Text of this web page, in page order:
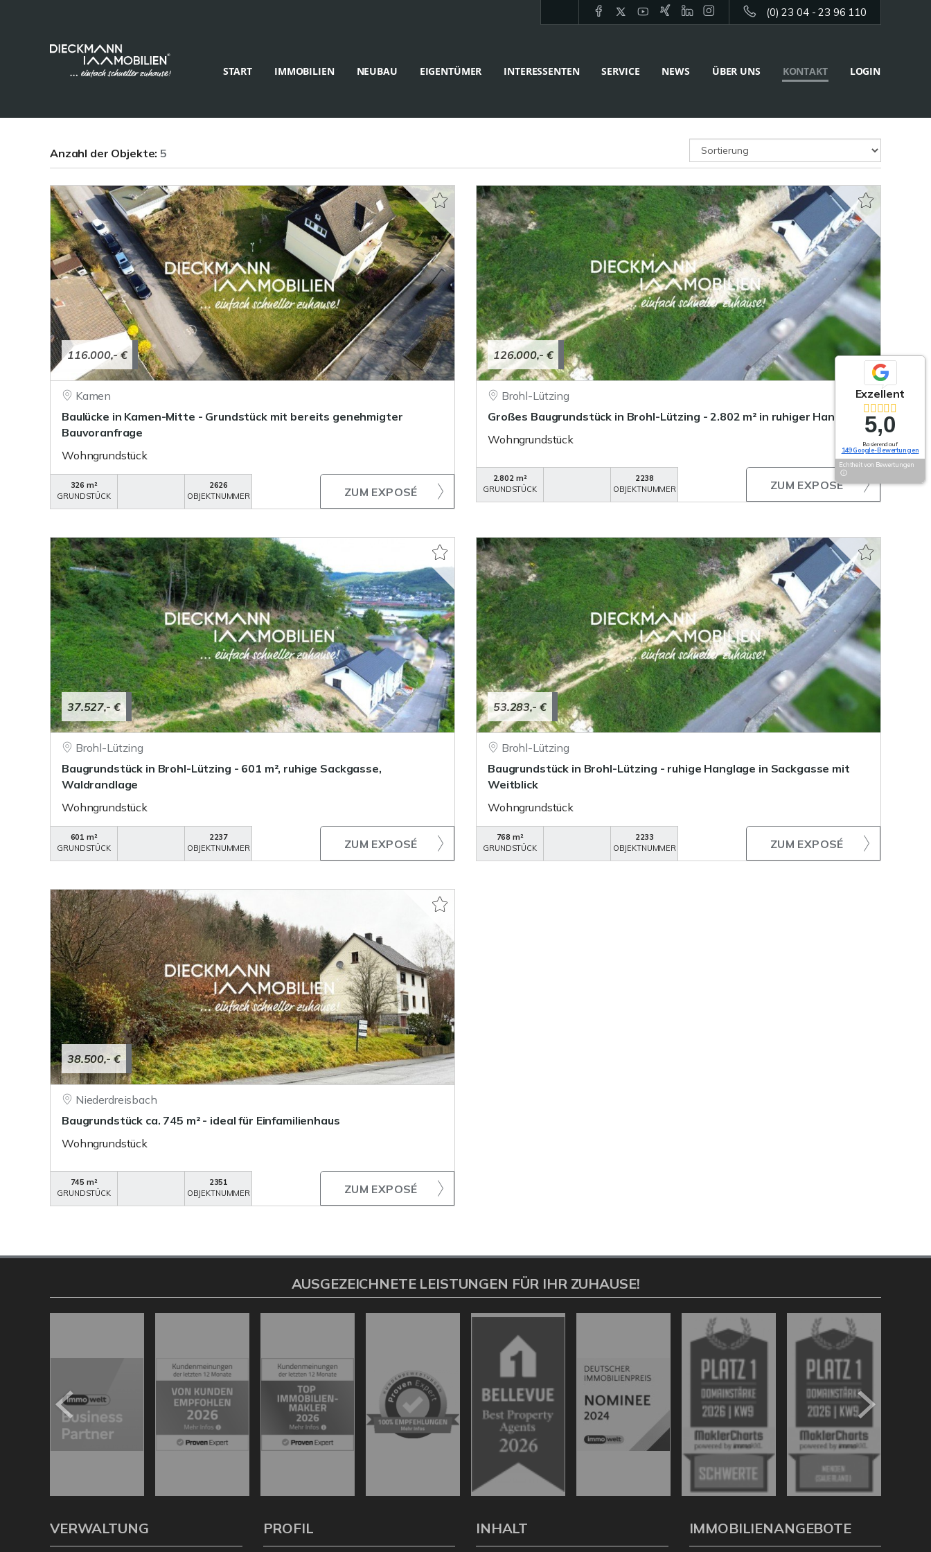
(0) 23 04 - 23 96 110
START IMMOBILIEN NEUBAU EIGENTÜMER INTERESSENTEN SERVICE NEWS ÜBER UNS KONTAKT LOGIN
Anzahl der Objekte:5
116.000,- €
Kamen
Baulücke in Kamen-Mitte - Grundstück mit bereits genehmigter
Bauvoranfrage
Wohngrundstück
326 m²
GRUNDSTÜCK
2626
OBJEKTNUMMER
ZUM EXPOSÉ
126.000,- €
Brohl-Lützing
Großes Baugrundstück in Brohl-Lützing - 2.802 m² in ruhiger Hanglage
Wohngrundstück
2.802 m²
GRUNDSTÜCK
2238
OBJEKTNUMMER
ZUM EXPOSÉ
37.527,- €
Brohl-Lützing
Baugrundstück in Brohl-Lützing - 601 m², ruhige Sackgasse,
Waldrandlage
Wohngrundstück
601 m²
GRUNDSTÜCK
2237
OBJEKTNUMMER
ZUM EXPOSÉ
53.283,- €
Brohl-Lützing
Baugrundstück in Brohl-Lützing - ruhige Hanglage in Sackgasse mit
Weitblick
Wohngrundstück
768 m²
GRUNDSTÜCK
2233
OBJEKTNUMMER
ZUM EXPOSÉ
38.500,- €
Niederdreisbach
Baugrundstück ca. 745 m² - ideal für Einfamilienhaus
Wohngrundstück
745 m²
GRUNDSTÜCK
2351
OBJEKTNUMMER
ZUM EXPOSÉ
Exzellent
5,0
Basierend auf
149 Google-Bewertungen
Echtheit von Bewertungen
AUSGEZEICHNETE LEISTUNGEN FÜR IHR ZUHAUSE!
VERWALTUNG PROFIL INHALT IMMOBILIENANGEBOTE